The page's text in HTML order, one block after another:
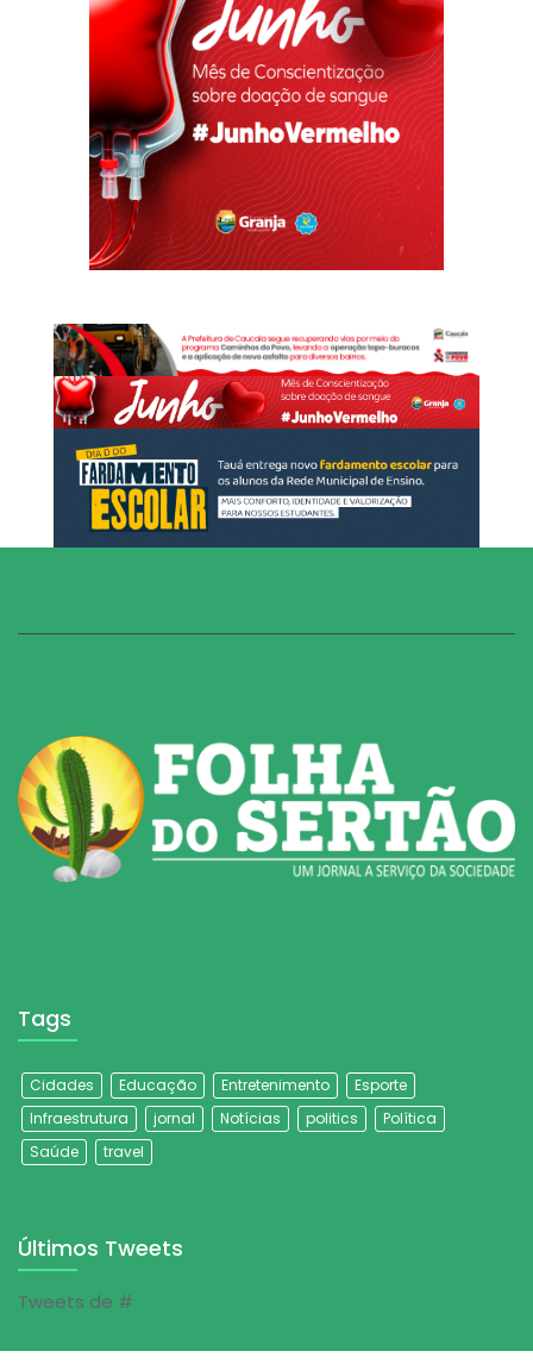
Tags
Cidades Educação Entretenimento
Esporte
Infraestrutura
jornal Notícias politics
Política
Saúde
travel
Últimos Tweets
Tweets de #